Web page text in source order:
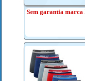
Sem garantia